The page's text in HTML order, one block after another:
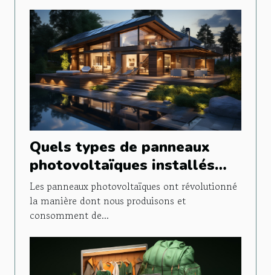
Quels types de panneaux
photovoltaïques installés
pour un usage domestique ?
Les panneaux photovoltaïques ont révolutionné
la manière dont nous produisons et
consomment de...